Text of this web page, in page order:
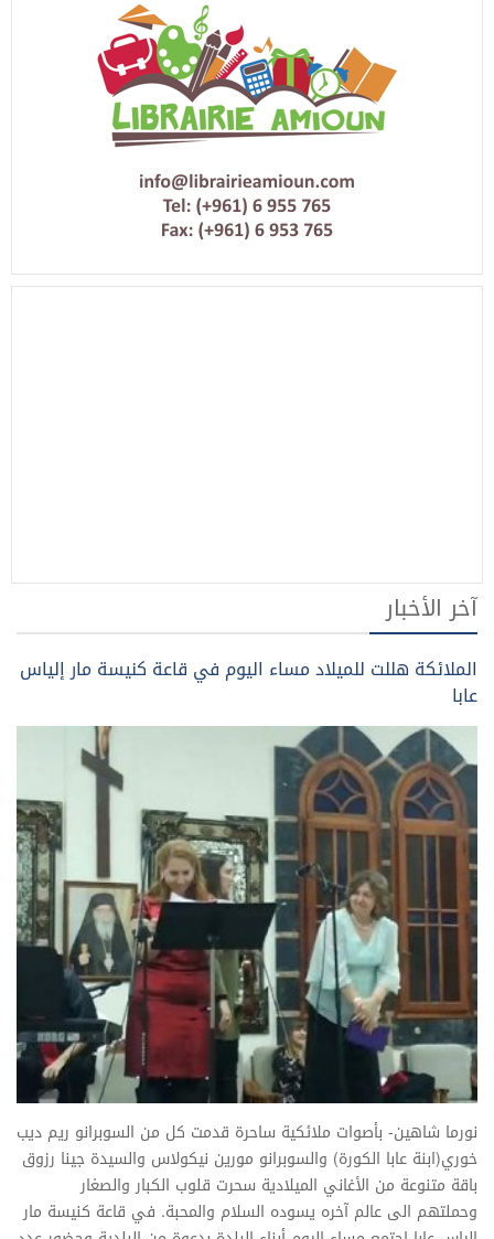
آخر الأخبار
الملائكة هللت للميلاد مساء اليوم في قاعة كنيسة مار إلياس
عابا
نورما شاهين- بأصوات ملائكية ساحرة قدمت كل من السوبرانو ريم ديب
خوري(ابنة عابا الكورة) والسوبرانو مورين نيكولاس والسيدة جينا رزوق
باقة متنوعة من الأغاني الميلادية سحرت قلوب الكبار والصغار
وحملتهم الى عالم آخره يسوده السلام والمحبة. في قاعة كنيسة مار